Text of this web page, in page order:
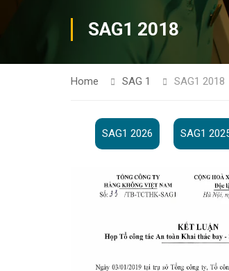
SAG1 2018
Home SAG 1 SAG1 2018
SAG1 2026 SAG1